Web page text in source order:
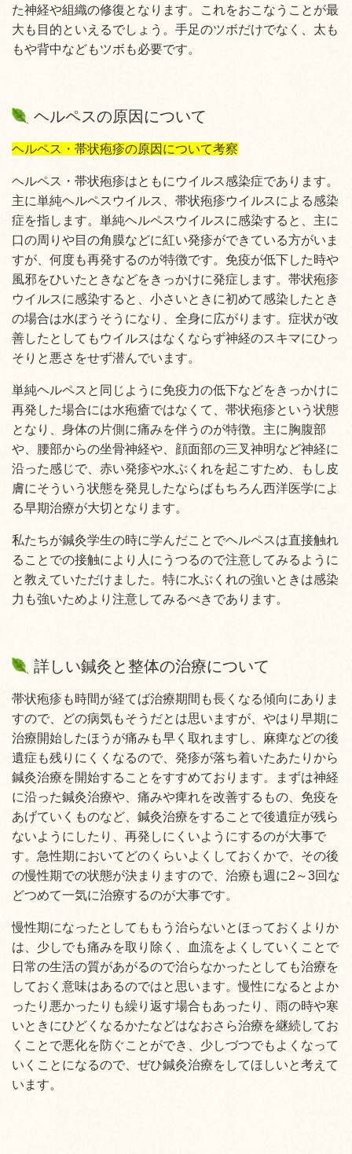
た神経や組織の修復となります。これをおこなうことが最
大も目的といえるでしょう。手足のツボだけでなく、太も
もや背中などもツボも必要です。
ヘルペスの原因について
ヘルペス・帯状疱疹の原因について考察
ヘルペス・帯状疱疹はともにウイルス感染症であります。
主に単純ヘルペスウイルス、帯状疱疹ウイルスによる感染
症を指します。単純ヘルペスウイルスに感染すると、主に
口の周りや目の角膜などに紅い発疹ができている方がいま
すが、何度も再発するのが特徴です。免疫が低下した時や
風邪をひいたときなどをきっかけに発症します。帯状疱疹
ウイルスに感染すると、小さいときに初めて感染したとき
の場合は水ぼうそうになり、全身に広がります。症状が改
善したとしてもウイルスはなくならず神経のスキマにひっ
そりと悪さをせず潜んでいます。
単純ヘルペスと同じように免疫力の低下などをきっかけに
再発した場合には水疱瘡ではなくて、帯状疱疹という状態
となり、身体の片側に痛みを伴うのが特徴。主に胸腹部
や、腰部からの坐骨神経や、顔面部の三叉神明など神経に
沿った感じで、赤い発疹や水ぶくれを起こすため、もし皮
膚にそういう状態を発見したならばもちろん西洋医学によ
る早期治療が大切となります。
私たちが鍼灸学生の時に学んだことでヘルペスは直接触れ
ることでの接触により人にうつるので注意してみるように
と教えていただけました。特に水ぶくれの強いときは感染
力も強いためより注意してみるべきであります。
詳しい鍼灸と整体の治療について
帯状疱疹も時間が経てば治療期間も長くなる傾向にありま
すので、どの病気もそうだとは思いますが、やはり早期に
治療開始したほうが痛みも早く取れますし、麻痺などの後
遺症も残りにくくなるので、発疹が落ち着いたあたりから
鍼灸治療を開始することをすすめております。まずは神経
に沿った鍼灸治療や、痛みや痺れを改善するもの、免疫を
あげていくものなど、鍼灸治療をすることで後遺症が残ら
ないようにしたり、再発しにくいようにするのが大事で
す。急性期においてどのくらいよくしておくかで、その後
の慢性期での状態が決まりますので、治療も週に2～3回な
どつめて一気に治療するのが大事です。
慢性期になったとしてももう治らないとほっておくよりか
は、少しでも痛みを取り除く、血流をよくしていくことで
日常の生活の質があがるので治らなかったとしても治療を
しておく意味はあるのではと思います。慢性になるとよか
ったり悪かったりも繰り返す場合もあったり、雨の時や寒
いときにひどくなるかたなどはなおさら治療を継続してお
くことで悪化を防ぐことができ、少しづつでもよくなって
いくことになるので、ぜひ鍼灸治療をしてほしいと考えて
います。